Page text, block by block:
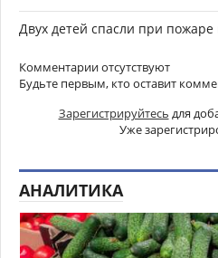
Двух детей спасли при пожаре
Комментарии отсутствуют
Будьте первым, кто оставит
Зарегистрируйтесь для
Уже
АНАЛИТИКА